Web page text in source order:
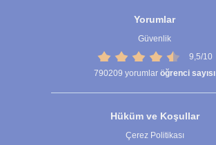
Yorumlar
Güvenlik
9,5/10
790209 yorumlar öğrenci sayısı
Hüküm ve Koşullar
Çerez Politikası